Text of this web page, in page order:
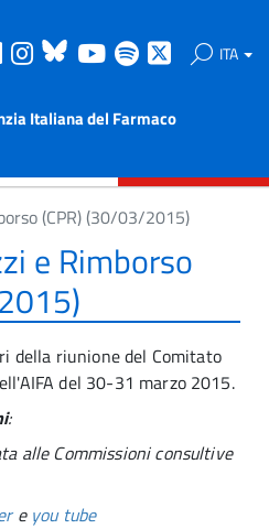
Linkedin
Instagram
Bluesky
Youtube
Spotify ITA
Italiana del Farmaco
(CPR) (30/03/2015)
e Rimborso
della riunione del Comitato
del 30-31 marzo 2015.
:
alle Commissioni consultive
e you tube